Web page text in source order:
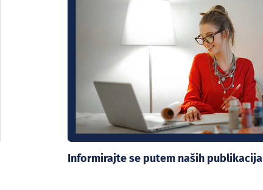
Informirajte se putem naših publikacija